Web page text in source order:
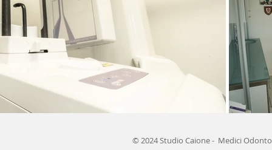
© 2024 Studio Caione - Medici